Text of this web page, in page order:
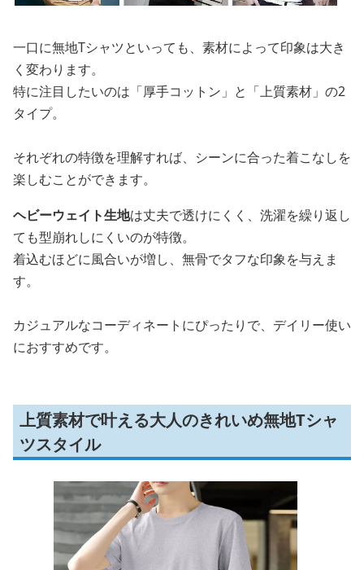
一口に無地Tシャツといっても、素材によって印象は大き
く変わります。
特に注目したいのは「厚手コットン」と「上質素材」の2
タイプ。
それぞれの特徴を理解すれば、シーンに合った着こなしを
楽しむことができます。
ヘビーウェイト生地は丈夫で透けにくく、洗濯を繰り返し
ても型崩れしにくいのが特徴。
着込むほどに風合いが増し、無骨でタフな印象を与えま
す。
カジュアルなコーディネートにぴったりで、デイリー使い
におすすめです。
上質素材で叶える大人のきれいめ無地Tシャ
ツスタイル